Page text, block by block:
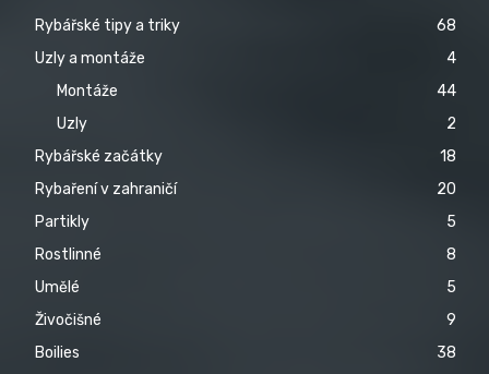
Rybářské tipy a triky
68
Uzly a montáže
4
Montáže
44
Uzly
2
Rybářské začátky
18
Rybaření v zahraničí
20
Partikly
5
Rostlinné
8
Umělé
5
Živočišné
9
Boilies
38